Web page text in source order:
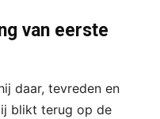
van eerste
daar, tevreden en
blikt terug op de